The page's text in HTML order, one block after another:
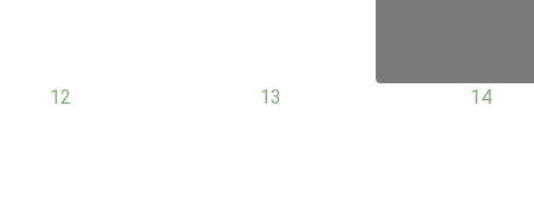
0
12
0
13
0
14